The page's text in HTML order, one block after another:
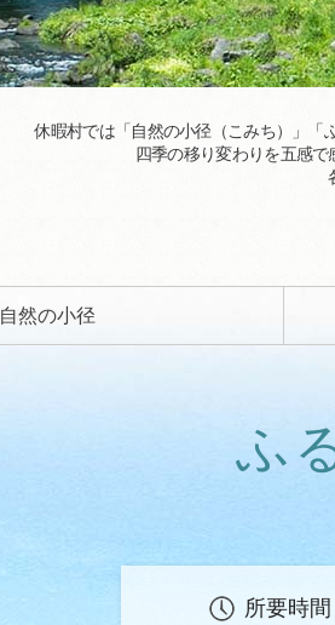
休暇村では「自然の小径（こみち）」「
四季の移り変わりを五感
自然の小径
ふ
所要時